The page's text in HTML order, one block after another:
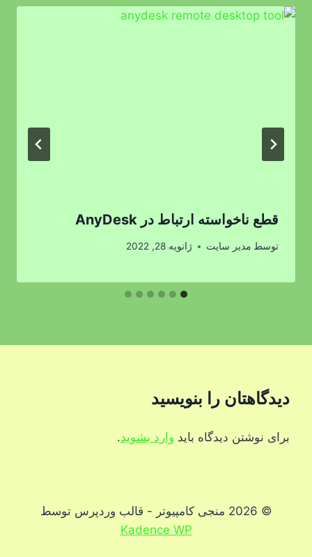
قطع ناخواسته ارتباط در AnyDesk
توسط مدیر سایت ژانویه 28, 2022
دیدگاهتان را بنویسید
برای نوشتن دیدگاه باید وارد بشوید.
© 2026 منجی کامپیوتر - قالب وردپرس توسط
Kadence WP